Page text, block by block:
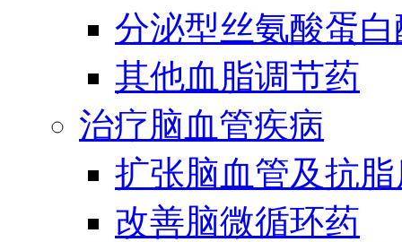
分泌型丝氨酸蛋
其他血脂调节药
治疗脑血管疾病
扩张脑血管及抗
改善脑微循环药